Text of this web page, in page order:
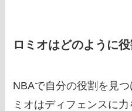
ロミオはどのように
NBAで自分の役割を見
ミオはディフェンスに